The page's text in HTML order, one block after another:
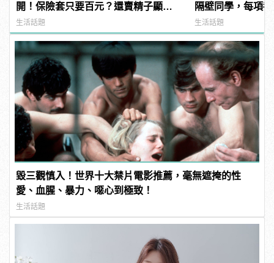
開！保險套只要百元？還賣精子顯微
鏡？
生活話題
隔壁同學，每項
生活話題
毀三觀慎入！世界十大禁片電影推薦，毫無遮掩的性
愛、血腥、暴力、噁心到極致！
生活話題